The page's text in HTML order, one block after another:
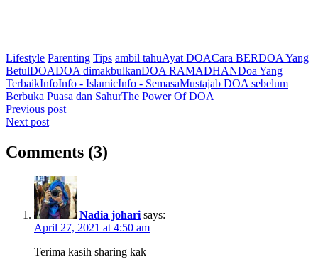
Lifestyle Parenting Tips ambil tahuAyat DOACara BERDOA Yang
BetulDOADOA dimakbulkanDOA RAMADHANDoa Yang
TerbaikInfoInfo - IslamicInfo - SemasaMustajab DOA sebelum
Berbuka Puasa dan SahurThe Power Of DOA
Post
navigation
Previous post
Next post
Comments (3)
Nadia johari says:
April 27, 2021 at 4:50 am
Terima kasih sharing kak